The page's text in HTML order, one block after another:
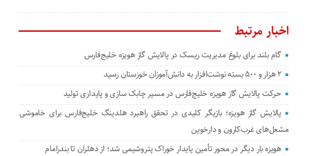
اخبار مرتبط
گام بلند برای بلوغ مدیریت ریسک در پالایش گاز هویزه خلیج‌فارس
۲ هزار و ۵۰۰ بسته نوشت‌افزار به دانش‌آموزان خوزستان رسید
حرکت پالایش گاز هویزه خلیج‌فارس در مسیر چابک سازی و پایداری تولید
پالایش گاز هویزه؛ بازیگر کلیدی در تحقق راهبرد هلدینگ خلیج‌فارس برای خاموشی
مشعل‌های غرب‌کارون و دارخوین
هویزه بار دیگر در محور تأمین پایدار خوراک پتروشیمی شد؛ از دهلران تا بندرامام